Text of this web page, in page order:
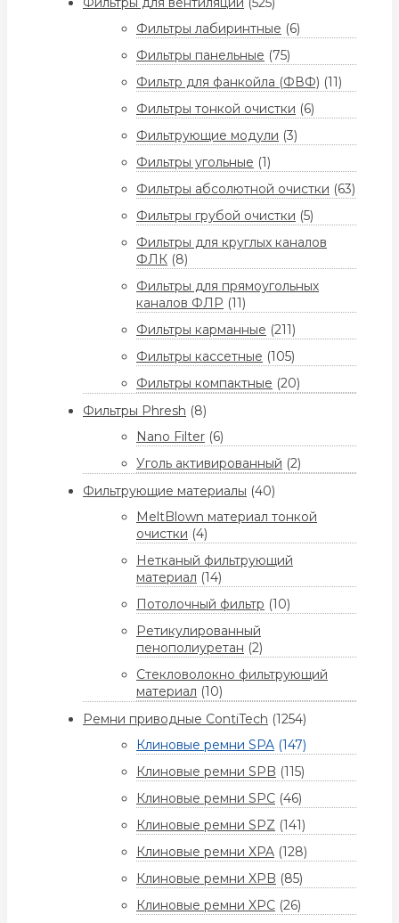
Фильтры лабиринтные (6)
Фильтры панельные (75)
Фильтр для фанкойла (ФВФ) (11)
Фильтры тонкой очистки (6)
Фильтрующие модули (3)
Фильтры угольные (1)
Фильтры абсолютной очистки (63)
Фильтры грубой очистки (5)
Фильтры для круглых каналов
ФЛК (8)
Фильтры для прямоугольных
каналов ФЛР (11)
Фильтры карманные (211)
Фильтры кассетные (105)
Фильтры компактные (20)
Фильтры Phresh (8)
Nano Filter (6)
Уголь активированный (2)
Фильтрующие материалы (40)
MeltBlown материал тонкой
очистки (4)
Нетканый фильтрующий
материал (14)
Потолочный фильтр (10)
Ретикулированный
пенополиуретан (2)
Стекловолокно фильтрующий
материал (10)
Ремни приводные ContiTech (1254)
Клиновые ремни SPA (147)
Клиновые ремни SPB (115)
Клиновые ремни SPC (46)
Клиновые ремни SPZ (141)
Клиновые ремни XPA (128)
Клиновые ремни XPB (85)
Клиновые ремни XPC (26)